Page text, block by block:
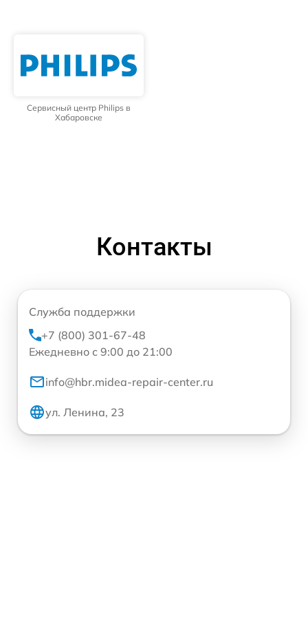
Сервисный центр Philips в
Хабаровске
Контакты
Служба поддержки
+7 (800) 301-67-48
Ежедневно с 9:00 до 21:00
info@hbr.midea-repair-center.ru
ул. Ленина, 23